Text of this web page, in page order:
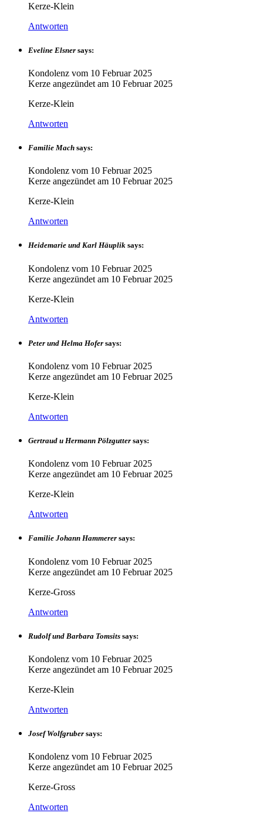
Kerze-Klein
Antworten
Eveline Elsner says:
Kondolenz vom 10 Februar 2025
Kerze angezündet am 10 Februar 2025
Kerze-Klein
Antworten
Familie Mach says:
Kondolenz vom 10 Februar 2025
Kerze angezündet am 10 Februar 2025
Kerze-Klein
Antworten
Heidemarie und Karl Häuplik says:
Kondolenz vom 10 Februar 2025
Kerze angezündet am 10 Februar 2025
Kerze-Klein
Antworten
Peter und Helma Hofer says:
Kondolenz vom 10 Februar 2025
Kerze angezündet am 10 Februar 2025
Kerze-Klein
Antworten
Gertraud u Hermann Pölzgutter says:
Kondolenz vom 10 Februar 2025
Kerze angezündet am 10 Februar 2025
Kerze-Klein
Antworten
Familie Johann Hammerer says:
Kondolenz vom 10 Februar 2025
Kerze angezündet am 10 Februar 2025
Kerze-Gross
Antworten
Rudolf und Barbara Tomsits says:
Kondolenz vom 10 Februar 2025
Kerze angezündet am 10 Februar 2025
Kerze-Klein
Antworten
Josef Wolfgruber says:
Kondolenz vom 10 Februar 2025
Kerze angezündet am 10 Februar 2025
Kerze-Gross
Antworten